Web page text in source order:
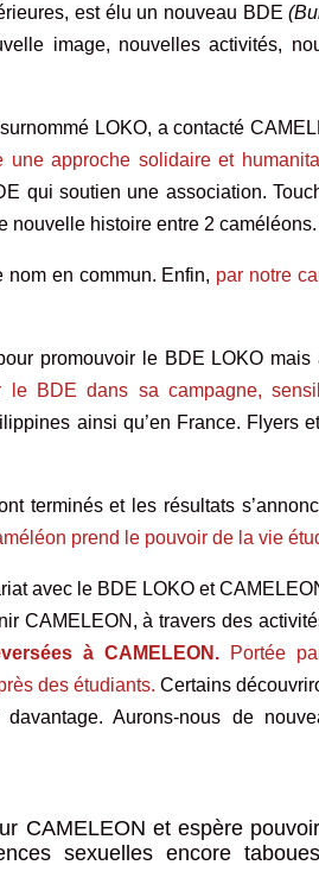
est élu un nouveau BDE
image, nouvelles activités,
LOKO, a contacté
une approche solidaire et
qui soutien une association.
nouvelle histoire entre 2 caméléons.
nom en commun. Enfin, par notre
promouvoir le BDE LOKO mais
le BDE dans sa campagne,
ainsi qu’en France. Flyers
terminés et les résultats
prend le pouvoir de la vie
avec le BDE LOKO et
CAMELEON, à travers des
à CAMELEON. Portée
des étudiants. Certains
davantage. Aurons-nous de
CAMELEON et espère
sexuelles encore